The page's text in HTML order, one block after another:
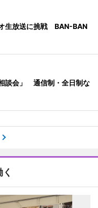
生放送に挑戦 BAN-BAN
談会」 通信制・全日制な